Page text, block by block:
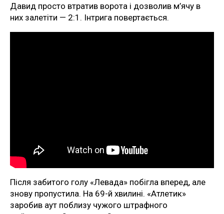
Давид просто втратив ворота і дозволив м’ячу в
них залетіти — 2:1. Інтрига повертається.
Після забитого голу «Левада» побігла вперед, але
знову пропустила. На 69-й хвилині. «Атлетик»
заробив аут поблизу чужого штрафного